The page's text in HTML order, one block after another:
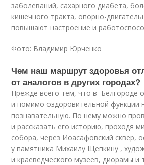
заболеваний, сахарного диабета,
кишечного тракта, опорно-
повышают настроение и
Фото: Владимир Юрченко
Чем наш маршрут здоровья
от аналогов в других городах?
Прежде всего тем, что в Белгороде
и помимо оздоровительной функции
познавательную. По нему можно
и рассказать его историю, проходя
собора, через Иоасафовский сквер,
у памятника Михаилу Щепкину ,
и краеведческого музеев, диорамы и